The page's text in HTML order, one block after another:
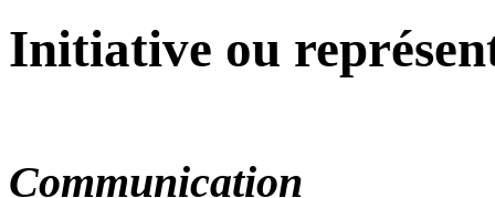
Initiative ou
Communication